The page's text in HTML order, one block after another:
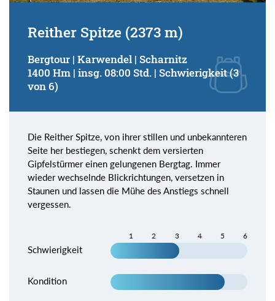
Reither Spitze (2373 m)
Bergtour | Karwendel | Scharnitz
1400 Hm | insg. 08:00 Std. | Schwierigkeit (3
von 6)
Die Reither Spitze, von ihrer stillen und unbekannteren
Seite her bestiegen, schenkt dem versierten
Gipfelstürmer einen gelungenen Bergtag. Immer
wieder wechselnde Blickrichtungen, versetzen in
Staunen und lassen die Mühe des Anstiegs schnell
vergessen.
1 2 3 4 5 6
Schwierigkeit
Kondition